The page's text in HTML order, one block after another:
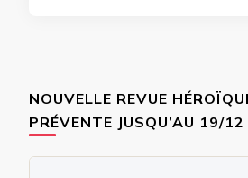
NOUVELLE REVUE
PRÉVENTE JUSQU’AU 19/12